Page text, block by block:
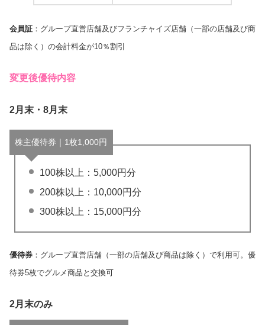
会員証 ：グループ直営店舗及びフランチャイズ店舗（一部の店舗及び商
品は除く）の会計料金が10％割引
変更後優待内容
2月末・8月末
株主優待券｜1枚1,000円
100株以上：5,000円分
200株以上：10,000円分
300株以上：15,000円分
優待券 ：グループ直営店舗（一部の店舗及び商品は除く）で利用可。優
待券5枚でグルメ商品と交換可
2月末のみ